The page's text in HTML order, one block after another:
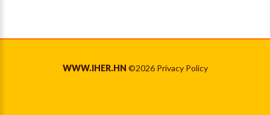
WWW.IHER.HN ©2026 Privacy Policy